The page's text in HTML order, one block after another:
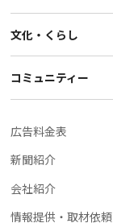
文化・くらし
コミュニティー
広告料金表
新聞紹介
会社紹介
情報提供・取材依頼